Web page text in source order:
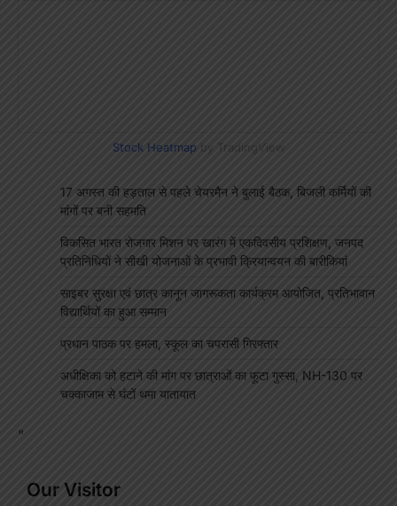
Stock Heatmap by TradingView
17 अगस्त की हड़ताल से पहले चेयरमैन ने बुलाई बैठक, बिजली कर्मियों की
मांगों पर बनी सहमति
विकसित भारत रोजगार मिशन पर खारंग में एकदिवसीय प्रशिक्षण, जनपद
प्रतिनिधियों ने सीखी योजनाओं के प्रभावी क्रियान्वयन की बारीकियां
साइबर सुरक्षा एवं छात्र कानून जागरूकता कार्यक्रम आयोजित, प्रतिभावान
विद्यार्थियों का हुआ सम्मान
प्रधान पाठक पर हमला, स्कूल का चपरासी गिरफ्तार
अधीक्षिका को हटाने की मांग पर छात्राओं का फूटा गुस्सा, NH-130 पर
चक्काजाम से घंटों थमा यातायात
"
Our Visitor